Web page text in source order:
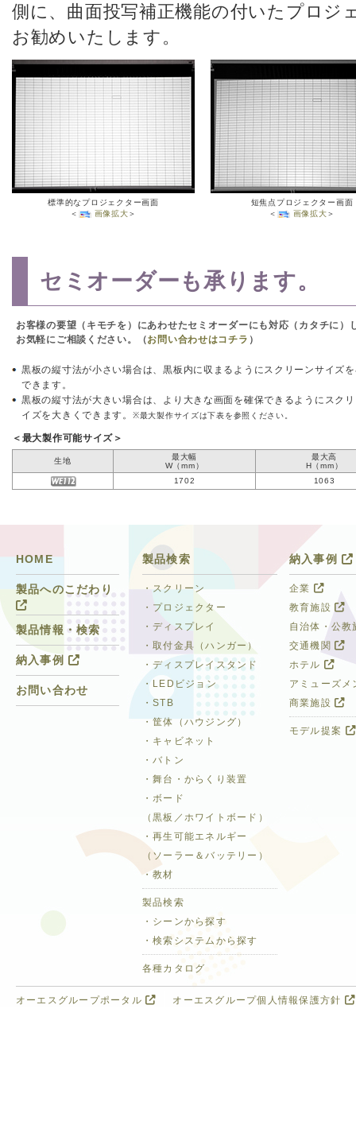
側に、曲面投写補正機能の付いたプロジ
お勧めいたします。
標準的なプロジェクター画面
＜
画像拡大＞
短焦点プロジェクター画面
＜
画像拡大＞
セミオーダーも承ります。
お客様の要望（キモチを）にあわせたセミオーダーにも対応（カタチに）
お気軽にご相談ください。（お問い合わせはコチラ ）
黒板の縦寸法が小さい場合は、黒板内に収まるようにスクリーンサイズ
できます。
黒板の縦寸法が大きい場合は、より大きな画面を確保できるようにスク
イズを大きくできます。
※最大製作サイズは下表を参照ください。
＜最大製作可能サイズ＞
生地
最大幅
W（mm）
最大高
H（mm）
1702
1063
HOME
製品へのこだわり
製品情報・検索
納入事例
お問い合わせ
納入事例
企業
教育施設
自治体・公教
交通機関
ホテル
アミューズ
商業施設
モデル提案
製品検索
・スクリーン
・プロジェクター
・ディスプレイ
・取付金具（ハンガー）
・ディスプレイスタンド
・LEDビジョン
・STB
・筐体（ハウジング）
・キャビネット
・バトン
・舞台・からくり装置
・ボード
（黒板／ホワイトボード）
・再生可能エネルギー
（ソーラー＆バッテリー）
・教材
製品検索
・シーンから探す
・検索システムから探す
各種カタログ
オーエスグループポータル オーエスグループ個人情報保護方針